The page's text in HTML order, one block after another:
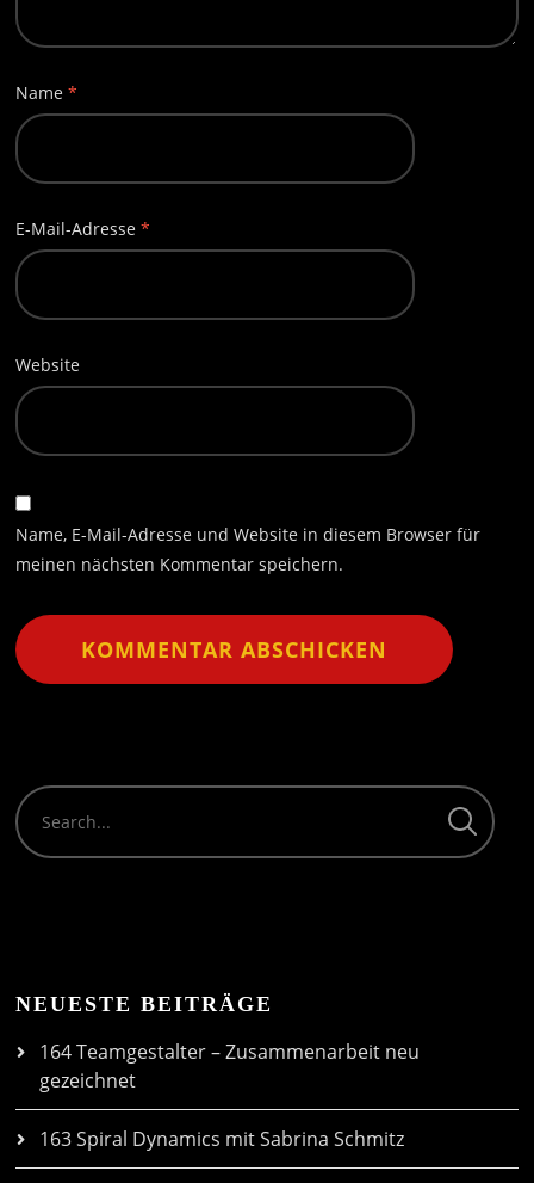
Name*
E-Mail-Adresse*
Website
Name, E-Mail-Adresse und Website in diesem Browser für
meinen nächsten Kommentar speichern.
NEUESTE BEITRÄGE
164 Teamgestalter – Zusammenarbeit neu
gezeichnet
163 Spiral Dynamics mit Sabrina Schmitz